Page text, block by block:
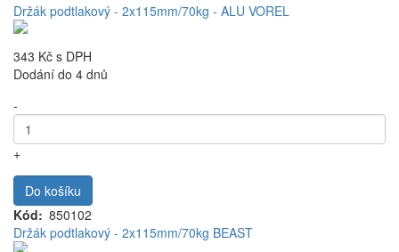
Držák podtlakový - 2x115mm/70kg - ALU VOREL
343 Kč s DPH
Dodání do 4 dnů
-
+
Do košíku
Kód
850102
Držák podtlakový - 2x115mm/70kg BEAST